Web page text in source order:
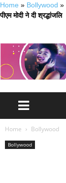
Home » Bollywood »
पीएम मोदी ने दी श्रद्धांजलि
Home Bollywood
Bollywood